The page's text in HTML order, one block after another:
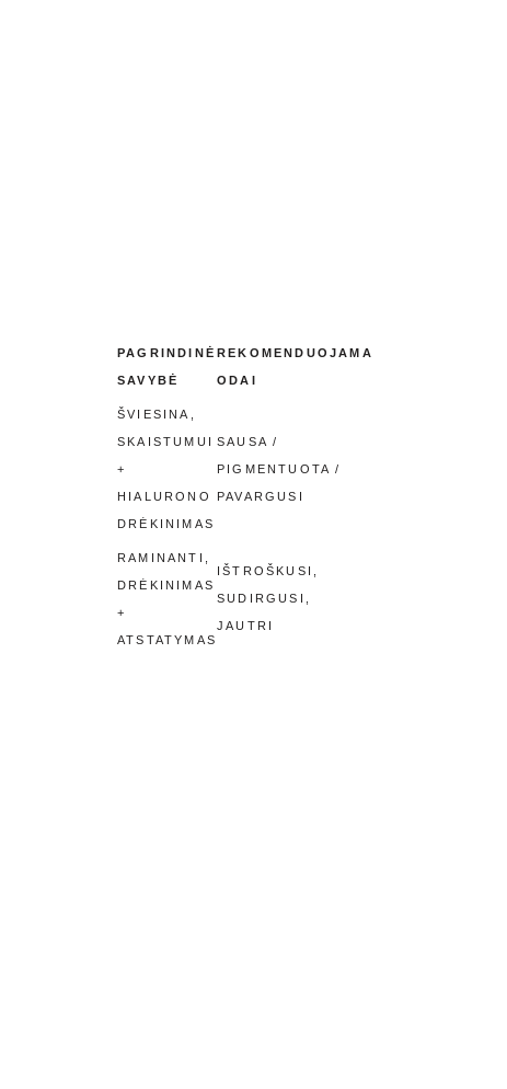
PAGRINDINĖ
SAVYBĖ
REKOMENDUOJAMA
ODAI
ŠVIESINA,
SKAISTUMUI
+
HIALURONO
DRĖKINIMAS
SAUSA /
PIGMENTUOTA /
PAVARGUSI
RAMINANTI,
DRĖKINIMAS
+
ATSTATYMAS
IŠTROŠKUSI,
SUDIRGUSI,
JAUTRI